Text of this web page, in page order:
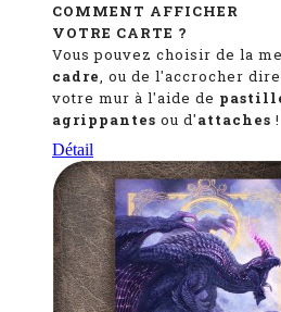
COMMENT AFFICHER
VOTRE CARTE ?
Vous pouvez choisir de la
cadre, ou de l'accrocher
votre mur à l'aide de
agrippantes ou d'attaches !
Détail